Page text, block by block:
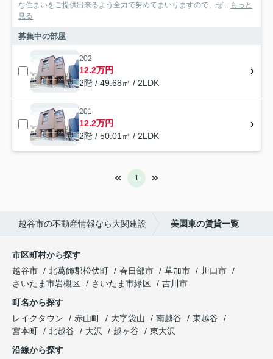
な住まいをご提供出来るよう全力で努めてまいりますので、ぜ... もっと
見る
募集中の部屋
202
12.2万円
2階 / 49.68㎡ / 2LDK
201
12.2万円
2階 / 50.01㎡ / 2LDK
1
越谷市の不動産情報なら大関建設 美園東の賃貸一覧
市区町村から探す
越谷市
北葛飾郡松伏町 春日部市 草加市
川口市
さいたま市岩槻区
さいたま市緑区
吉川市
町名から探す
レイクタウン
赤山町 大字袋山 南越谷
東越谷
宮本町
北越谷 大沢 越ヶ谷
東大沢
沿線から探す